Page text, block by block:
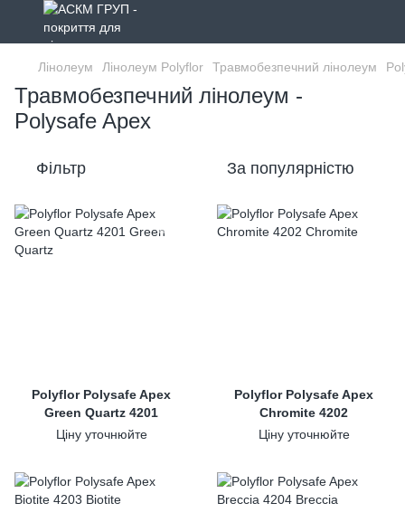
Лінолеум Лінолеум Polyflor Травмобезпечний лінолеум
Травмобезпечний лінолеум -
Polysafe Apex
Фільтр За популярністю
Polyflor Polysafe Apex
Green Quartz 4201
Ціну уточнюйте
Polyflor Polysafe Apex
Chromite 4202
Ціну уточнюйте